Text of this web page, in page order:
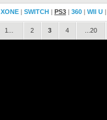
XONE | SWITCH | PS3 | 360 | WII U
1... 2 3 4 ...20